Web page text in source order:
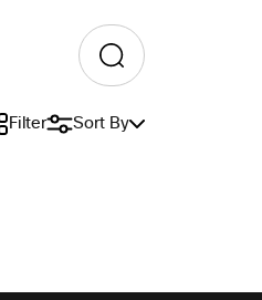
Filter Sort By